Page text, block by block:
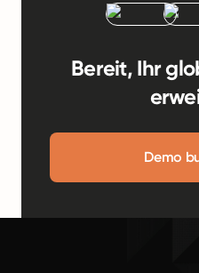
Bereit, Ihr
Demo